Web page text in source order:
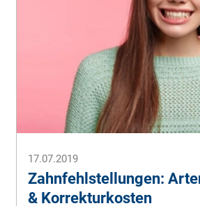
17.07.2019
Zahnfehlstellungen:
& Korrekturkosten